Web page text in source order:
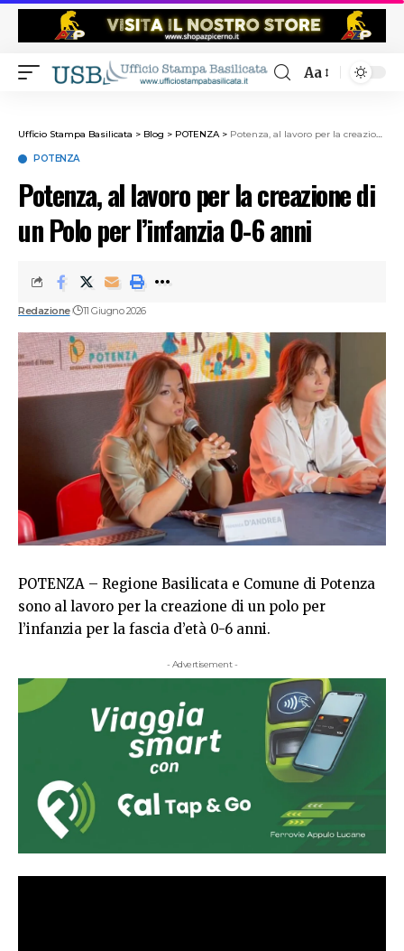
Aa
Ufficio Stampa Basilicata > Blog > POTENZA> Potenza, al lavoro per la creazione di un Polo per l’infanzia 0-6 anni
POTENZA
Potenza, al lavoro per la creazione di
un Polo per l’infanzia 0-6 anni
Redazione 11 Giugno 2026
POTENZA – Regione Basilicata e Comune di Potenza
sono al lavoro per la creazione di un polo per
l’infanzia per la fascia d’età 0-6 anni.
- Advertisement -